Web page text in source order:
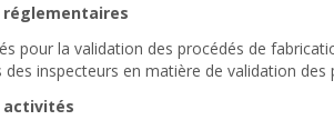
réglementaires
pour la validation des procédés de
des inspecteurs en matière de validation des
activités